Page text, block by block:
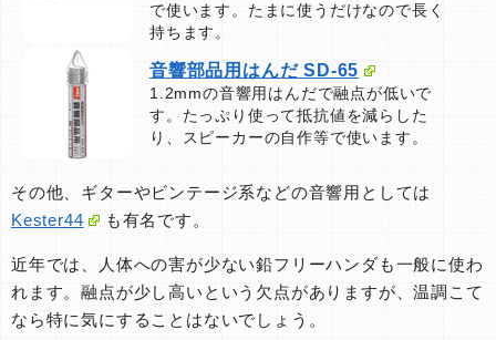
で使います。たまに使うだけなので長く
持ちます。
音響部品用はんだ SD-65
1.2mmの音響用はんだで融点が低いで
す。たっぷり使って抵抗値を減らした
り、スピーカーの自作等で使います。
その他、ギターやビンテージ系などの音響用としては
Kester44
も有名です。
近年では、人体への害が少ない鉛フリーハンダも一般に使わ
れます。融点が少し高いという欠点がありますが、温調こて
なら特に気にすることはないでしょう。